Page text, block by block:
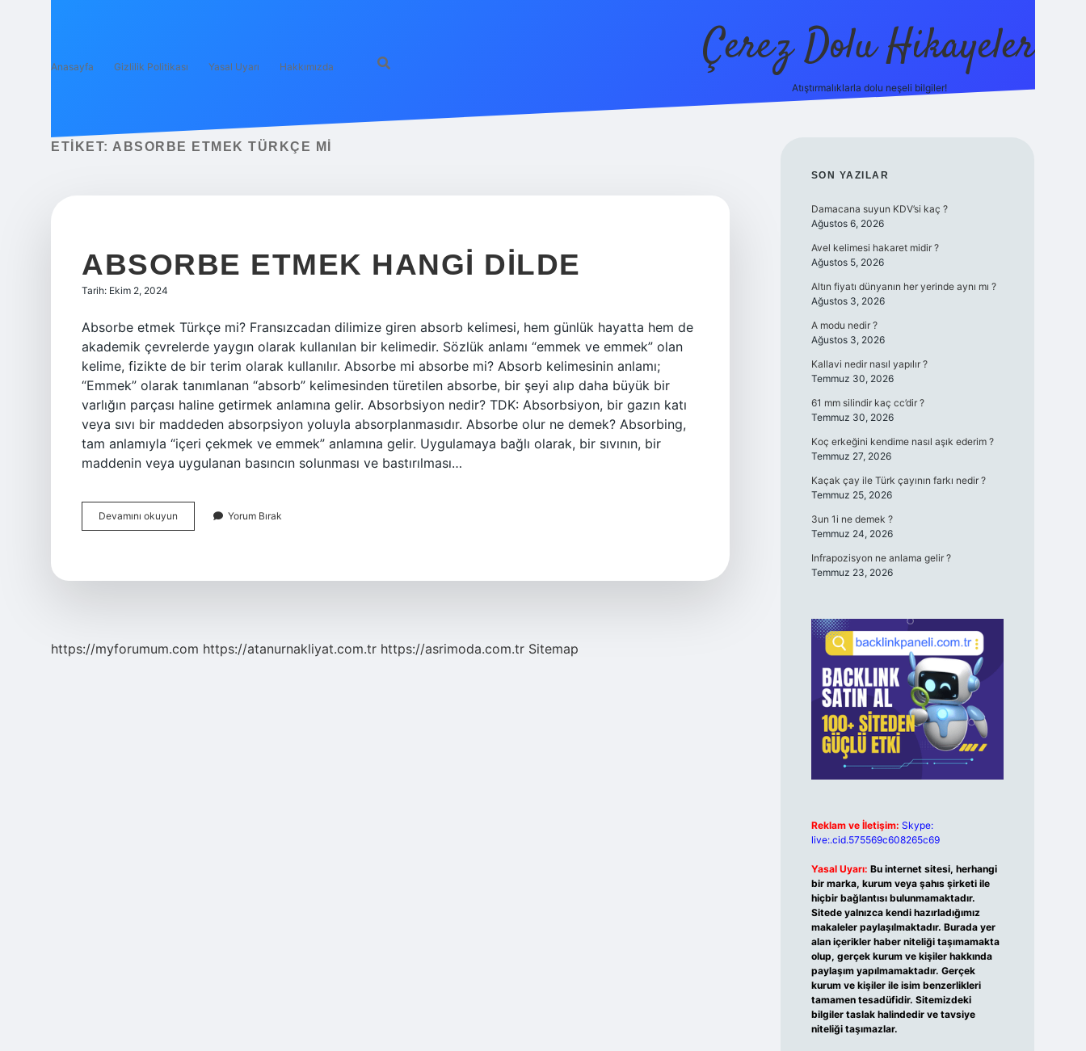
Anasayfa Gizlilik Politikası Yasal Uyarı Hakkımızda Çerez Dolu Hikayeler
Atıştırmalıklarla dolu neşeli bilgiler!
ETIKET: ABSORBE ETMEK TÜRKÇE MI
ABSORBE ETMEK HANGI DILDE
Tarih: Ekim 2, 2024
Absorbe etmek Türkçe mi? Fransızcadan dilimize giren absorb kelimesi, hem günlük hayatta hem de
akademik çevrelerde yaygın olarak kullanılan bir kelimedir. Sözlük anlamı “emmek ve emmek” olan
kelime, fizikte de bir terim olarak kullanılır. Absorbe mi absorbe mi? Absorb kelimesinin anlamı;
“Emmek” olarak tanımlanan “absorb” kelimesinden türetilen absorbe, bir şeyi alıp daha büyük bir
varlığın parçası haline getirmek anlamına gelir. Absorbsiyon nedir? TDK: Absorbsiyon, bir gazın katı
veya sıvı bir maddeden absorpsiyon yoluyla absorplanmasıdır. Absorbe olur ne demek? Absorbing,
tam anlamıyla “içeri çekmek ve emmek” anlamına gelir. Uygulamaya bağlı olarak, bir sıvının, bir
maddenin veya uygulanan basıncın solunması ve bastırılması…
Devamını okuyun Absorbe
Etmek
Yorum Bırak
https://myforumum.com https://atanurnakliyat.com.tr https://asrimoda.com.tr Sitemap
SIDEBAR
SON YAZILAR
Damacana suyun KDV’si kaç ?
Ağustos 6, 2026
Avel kelimesi hakaret midir ?
Ağustos 5, 2026
Altın fiyatı dünyanın her yerinde aynı mı ?
Ağustos 3, 2026
A modu nedir ?
Ağustos 3, 2026
Kallavi nedir nasıl yapılır ?
Temmuz 30, 2026
61 mm silindir kaç cc’dir ?
Temmuz 30, 2026
Koç erkeğini kendime nasıl aşık ederim ?
Temmuz 27, 2026
Kaçak çay ile Türk çayının farkı nedir ?
Temmuz 25, 2026
3un 1i ne demek ?
Temmuz 24, 2026
Infrapozisyon ne anlama gelir ?
Temmuz 23, 2026
Reklam ve İletişim: Skype:
live:.cid.575569c608265c69
Yasal Uyarı: Bu internet sitesi, herhangi
bir marka, kurum veya şahıs şirketi ile
hiçbir bağlantısı bulunmamaktadır.
Sitede yalnızca kendi hazırladığımız
makaleler paylaşılmaktadır. Burada yer
alan içerikler haber niteliği taşımamakta
olup, gerçek kurum ve kişiler hakkında
paylaşım yapılmamaktadır. Gerçek
kurum ve kişiler ile isim benzerlikleri
tamamen tesadüfidir. Sitemizdeki
bilgiler taslak halindedir ve tavsiye
niteliği taşımazlar.